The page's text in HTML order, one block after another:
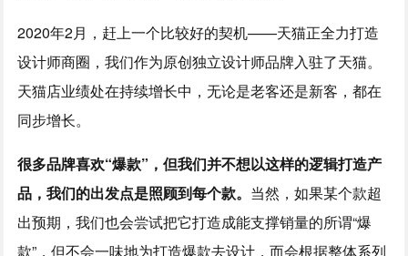
2020年2月，赶上一个比较好的契机——天猫正全力打造
设计师商圈，我们作为原创独立设计师品牌入驻了天猫。
天猫店业绩处在持续增长中，无论是老客还是新客，都在
同步增长。
很多品牌喜欢“爆款”，但我们并不想以这样的逻辑打造产
品，我们的出发点是照顾到每个款。 当然，如果某个款超
出预期，我们也会尝试把它打造成能支撑销量的所谓“爆
款”，但不会一味地为打造爆款去设计，而会根据整体系列